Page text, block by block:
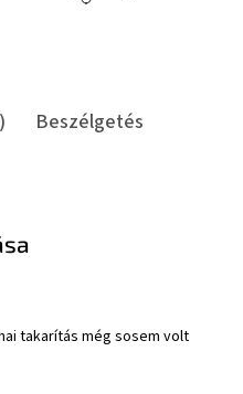
Beszélgetés
takarítás még sosem volt